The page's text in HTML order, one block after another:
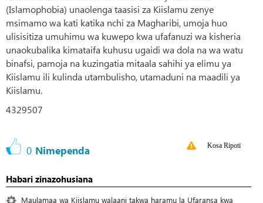
(Islamophobia) unaolenga taasisi za Kiislamu zenye
msimamo wa kati katika nchi za Magharibi, umoja huo
ulisisitiza umuhimu wa kuwepo kwa ufafanuzi wa kisheria
unaokubalika kimataifa kuhusu ugaidi wa dola na wa watu
binafsi, pamoja na kuzingatia mitaala sahihi ya elimu ya
Kiislamu ili kulinda utambulisho, utamaduni na maadili ya
Kiislamu.
4329507
0 Nimependa Kosa Ripoti
Habari zinazohusiana
Maulamaa wa Kiislamu walaani takwa haramu la Ufaransa kwa